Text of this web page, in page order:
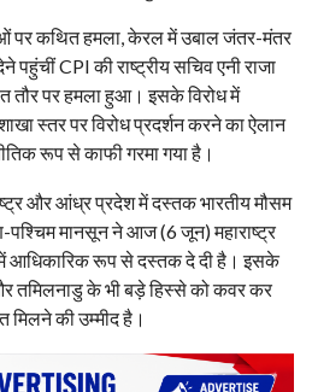
पर कथित हमला, केरल में उबाल जंतर-मंतर
पहुंचीं CPI की राष्ट्रीय सचिव एनी राजा
तौर पर हमला हुआ। इसके विरोध में
स्तर पर विरोध प्रदर्शन करने का ऐलान
रूप से काफी गरमा गया है।
और आंध्र प्रदेश में दस्तक भारतीय मौसम
पश्चिम मानसून ने आज (6 जून) महाराष्ट्र
आधिकारिक रूप से दस्तक दे दी है। इसके
तमिलनाडु के भी बड़े हिस्से को कवर कर
मिलने की उम्मीद है।